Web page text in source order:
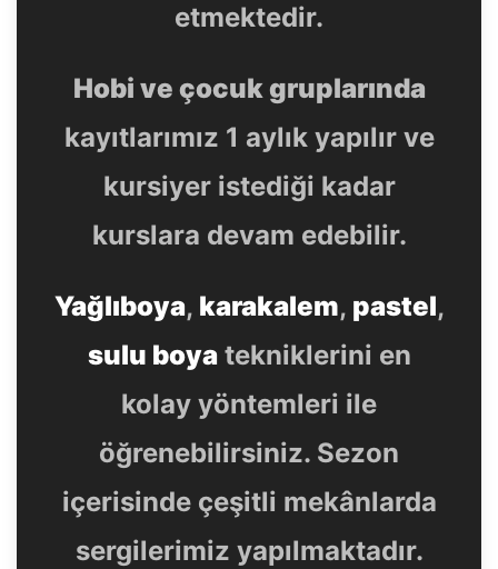
etmektedir.
Hobi ve çocuk gruplarında
kayıtlarımız 1 aylık yapılır ve
kursiyer istediği kadar
kurslara devam edebilir.
Yağlıboya, karakalem, pastel,
sulu boyatekniklerini en
kolay yöntemleri ile
öğrenebilirsiniz. Sezon
içerisinde çeşitli mekânlarda
sergilerimiz yapılmaktadır.